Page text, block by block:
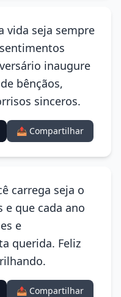
vida seja sempre
inaugure
bênçãos,
sinceros.
📤 Compartilhar
carrega seja o
e que cada ano
e
querida. Feliz
📤 Compartilhar